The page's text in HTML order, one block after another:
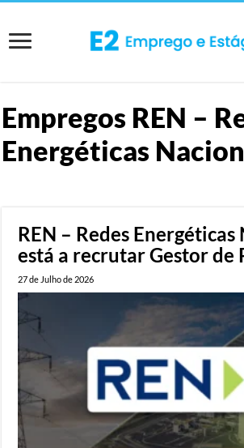
Empregos REN –
Energéticas
REN – Redes Energéticas
está a recrutar Gestor de
27 de Julho de 2026